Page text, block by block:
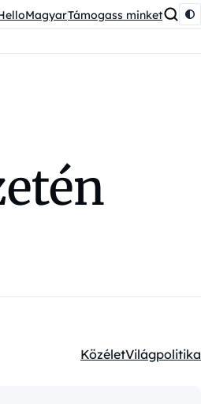
Támogass minket
Kategóriák:
KözéletVilágpolitika